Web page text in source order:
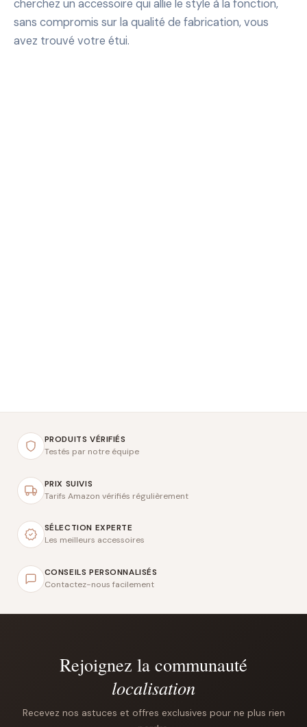
cherchez un accessoire qui allie le style à la fonction,
sans compromis sur la qualité de fabrication, vous
avez trouvé votre étui.
PRODUITS VÉRIFIÉS
Testés par notre équipe
PRIX SUIVIS
Tarifs Amazon vérifiés régulièrement
SÉLECTION EXPERTE
Les meilleurs accessoires
CONSEILS PERSONNALISÉS
Contactez-nous facilement
Rejoignez la communauté
localisation
Recevez nos astuces et offres exclusives pour ne plus rien